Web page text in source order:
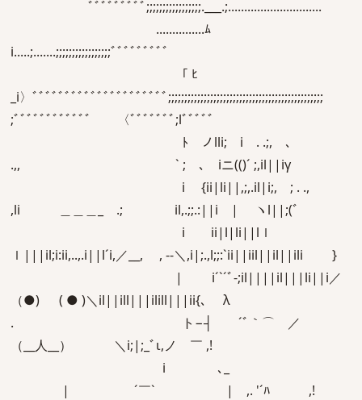
ﾞﾞﾞﾞﾞﾞﾞﾞﾞ;;;;;;;;;;;;;;;;;.___.;.............................
...............ﾑ
i.....;.......;;;;;;;;;;;;;;;;;ﾞﾞﾞﾞﾞﾞﾞﾞﾞ
「 ﾋ
_i〉ﾞﾞﾞﾞﾞﾞﾞﾞﾞﾞﾞﾞﾞﾞﾞﾞﾞﾞﾞﾞﾞ;;;;;;;;;;;;;;;;;;;;;;;;;;;;;;;;;;;;;;;;;;;;;;;;
;ﾞﾞﾞﾞﾞﾞﾞﾞﾞﾞﾞﾞゝ 〈ﾞﾞﾞﾞﾞﾞﾞ;lﾞﾞﾞﾞﾞ
ﾄ ノlli; i . .;, ､
.,, ` ; ､ iニ(()´ ;,il||iγ
i {ii|li||,;,.il|i;, ; . .,
,li ＿＿＿_ .; il,.;;.:||i | ヽl||;(ﾞ
i ii|l|li||lｌ
ｌ|||il;i:ii,..,.i||l´i,／__, , ‐-＼,i|;.,l;;:`ii||iil||il||ili }
| i´`´ﾞ-;il||||il|||li||i／
（●) ( ● )＼il||ill|||ilill|||ii{､ λ
. ト−┤ ´ﾞ｀⌒ゞ／
（__人__） ＼i;|;_ﾞι,ノ ￣ ,!
i ゝ､_
| ´￣` | ,. '´ﾊ ,!